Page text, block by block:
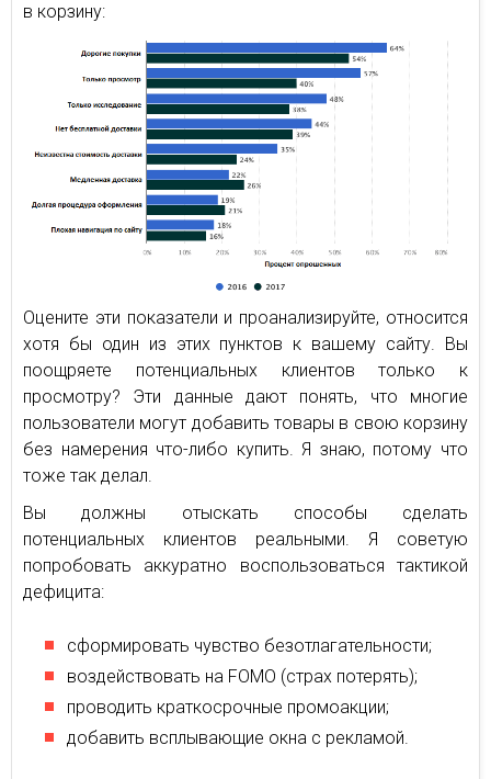
в корзину:
Оцените эти показатели и проанализируйте, относится
хотя бы один из этих пунктов к вашему сайту. Вы
поощряете потенциальных клиентов только к
просмотру? Эти данные дают понять, что многие
пользователи могут добавить товары в свою корзину
без намерения что-либо купить. Я знаю, потому что
тоже так делал.
Вы должны отыскать способы сделать
потенциальных клиентов реальными. Я советую
попробовать аккуратно воспользоваться тактикой
дефицита:
сформировать чувство безотлагательности;
воздействовать на FOMO (страх потерять);
проводить краткосрочные промоакции;
добавить всплывающие окна с рекламой.